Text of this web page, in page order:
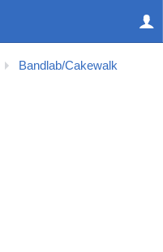
Bandlab/Cakewalk